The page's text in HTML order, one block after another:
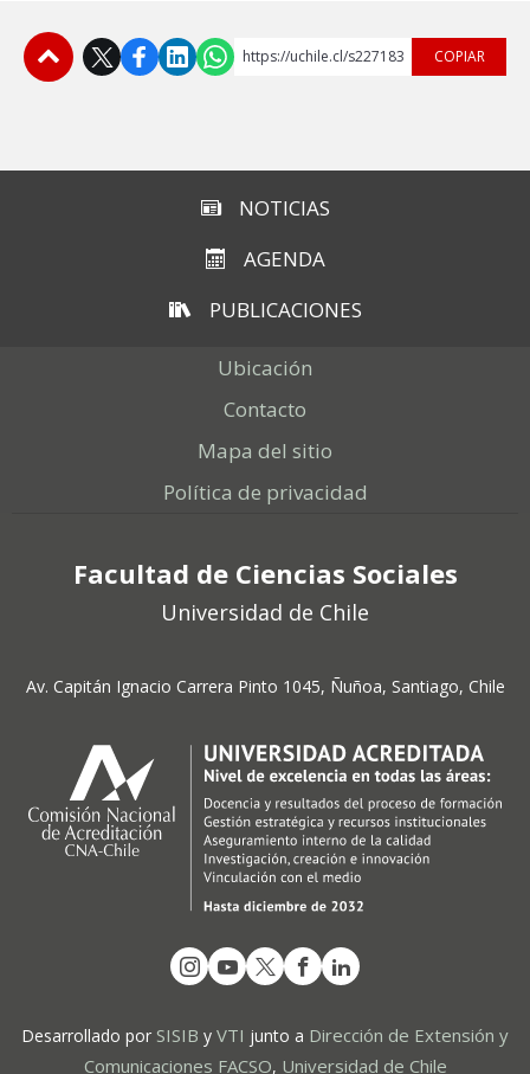
https://uchile.cl/s227183 COPIAR
NOTICIAS
AGENDA
PUBLICACIONES
Ubicación
Contacto
Mapa del sitio
Política de privacidad
Facultad de Ciencias Sociales
Universidad de Chile
Av. Capitán Ignacio Carrera Pinto 1045, Ñuñoa, Santiago, Chile
Desarrollado por SISIB y VTI junto a Dirección de Extensión y
Comunicaciones FACSO, Universidad de Chile